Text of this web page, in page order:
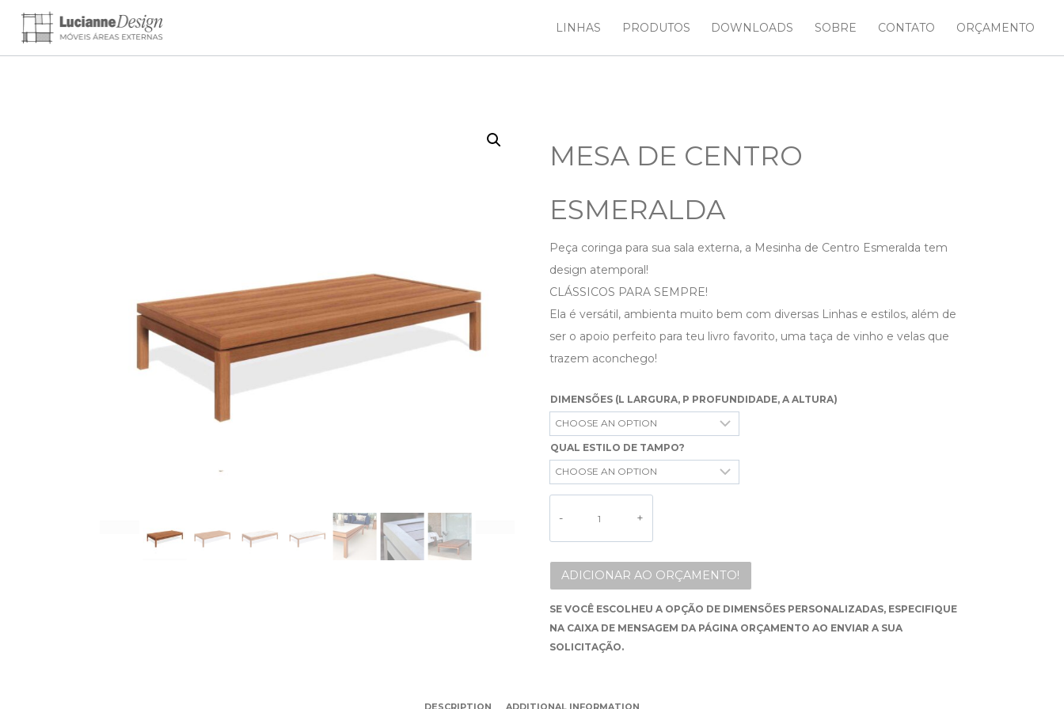
LINHAS PRODUTOS DOWNLOADS SOBRE CONTATO ORÇAMENTO
MESA DE CENTRO
ESMERALDA
Peça coringa para sua sala externa, a Mesinha de Centro Esmeralda tem
design atemporal!
CLÁSSICOS PARA SEMPRE!
Ela é versátil, ambienta muito bem com diversas Linhas e estilos, além de
ser o apoio perfeito para teu livro favorito, uma taça de vinho e velas que
trazem aconchego!
DIMENSÕES (L LARGURA, P PROFUNDIDADE, A ALTURA)
QUAL ESTILO DE TAMPO?
ADICIONAR AO ORÇAMENTO!
SE VOCÊ ESCOLHEU A OPÇÃO DE DIMENSÕES PERSONALIZADAS, ESPECIFIQUE
NA CAIXA DE MENSAGEM DA PÁGINA ORÇAMENTO AO ENVIAR A SUA
SOLICITAÇÃO.
DESCRIPTION ADDITIONAL INFORMATION